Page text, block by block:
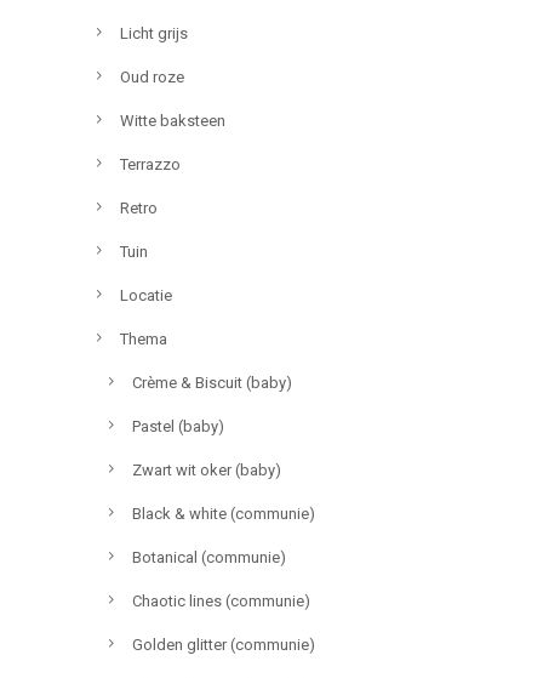
Licht grijs
Oud roze
Witte baksteen
Terrazzo
Retro
Tuin
Locatie
Thema
Crème & Biscuit (baby)
Pastel (baby)
Zwart wit oker (baby)
Black & white (communie)
Botanical (communie)
Chaotic lines (communie)
Golden glitter (communie)